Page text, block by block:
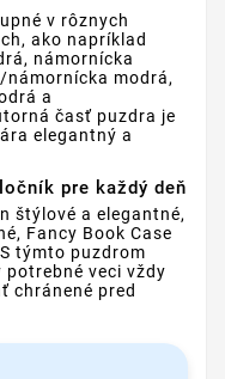
v rôznych
ako napríklad
námornícka
modrá,
a
časť puzdra je
elegantný a
pre každý deň
štýlové a elegantné,
Fancy Book Case
týmto puzdrom
veci vždy
chránené pred